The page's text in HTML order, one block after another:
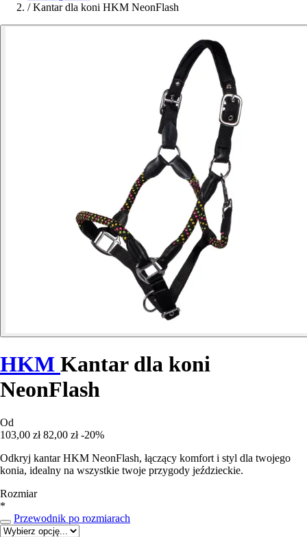
/ Kantar dla koni HKM NeonFlash
HKM Kantar dla koni
NeonFlash
Od
103,00 zł 82,00 zł -20%
Odkryj kantar HKM NeonFlash, łączący komfort i styl dla twojego
konia, idealny na wszystkie twoje przygody jeździeckie.
Rozmiar
*
Przewodnik po rozmiarach